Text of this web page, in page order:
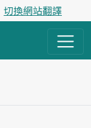
切換網站翻譯